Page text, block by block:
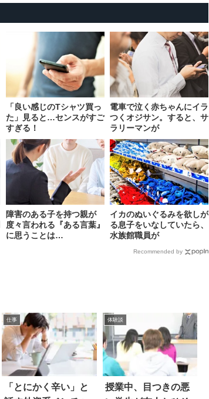
「良い感じのTシャツ買っ
た」見ると…センスがすご
すぎる！
電車で泣く赤ちゃんにイラ
つくオジサン。すると、サ
ラリーマンが
障害のある子を持つ親が
度々言われる『ある言葉』
に思うことは…
イカのぬいぐるみを欲しが
る息子をいなしていたら、
水族館職員が
Recommended by
仕事
「とにかく辛い」と
体験談
授業中、目つきの悪